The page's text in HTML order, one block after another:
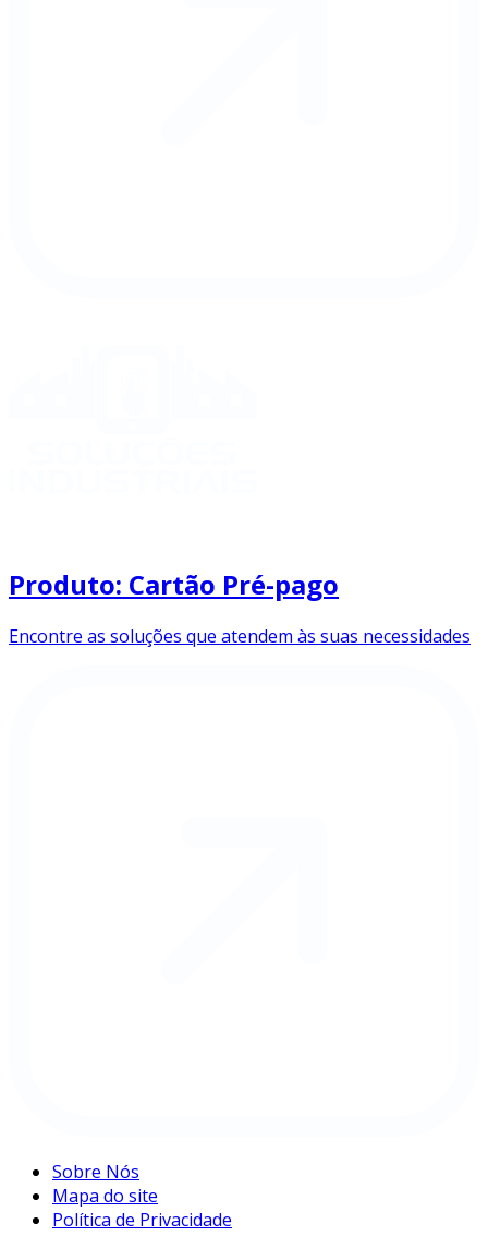
Produto: Cartão Pré-pago
Encontre as soluções que atendem às suas necessidades
Sobre Nós
Mapa do site
Política de Privacidade